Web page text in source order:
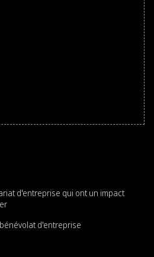
d'entreprise qui ont un impact
d'entreprise